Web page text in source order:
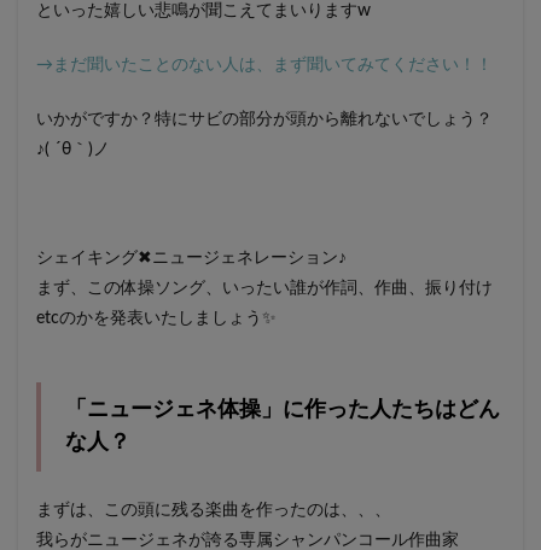
といった嬉しい悲鳴が聞こえてまいりますw
→まだ聞いたことのない人は、まず聞いてみてください！！
いかがですか？特にサビの部分が頭から離れないでしょう？
♪( ´θ｀)ノ
シェイキング✖ニュージェネレーション♪
まず、この体操ソング、いったい誰が作詞、作曲、振り付け
etcのかを発表いたしましょう✨
「ニュージェネ体操」に作った人たちはどん
な人？
まずは、この頭に残る楽曲を作ったのは、、、
我らがニュージェネが誇る専属シャンパンコール作曲家